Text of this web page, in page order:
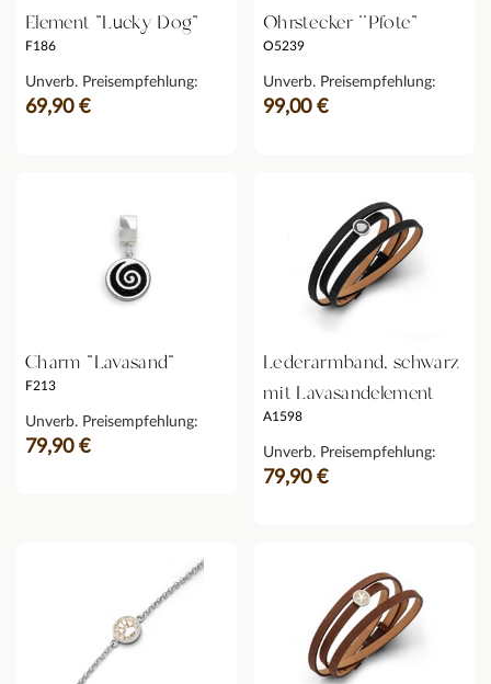
Element "Lucky Dog"
F186
Unverb. Preisempfehlung:
69,90 €
Ohrstecker ''Pfote"
O5239
Unverb. Preisempfehlung:
99,00 €
Charm "Lavasand"
F213
Unverb. Preisempfehlung:
79,90 €
Lederarmband, schwarz
mit Lavasandelement
A1598
Unverb. Preisempfehlung:
79,90 €